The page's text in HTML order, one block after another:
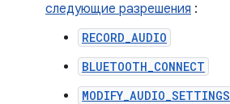
следующие разрешения :
RECORD_AUDIO
BLUETOOTH_CONNECT
MODIFY_AUDIO_SETTINGS